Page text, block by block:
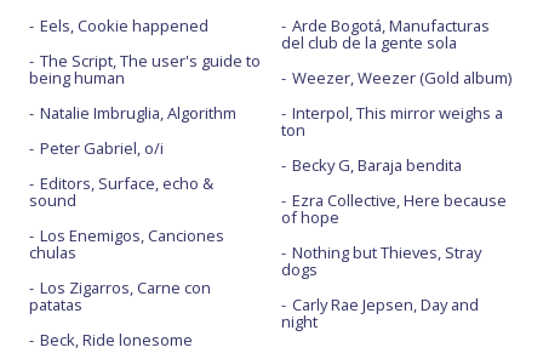
Eels, Cookie happened
The Script, The user's guide to
being human
Natalie Imbruglia, Algorithm
Peter Gabriel, o/i
Editors, Surface, echo &
sound
Los Enemigos, Canciones
chulas
Los Zigarros, Carne con
patatas
Beck, Ride lonesome
Arde Bogotá, Manufacturas
del club de la gente sola
Weezer, Weezer (Gold album)
Interpol, This mirror weighs a
ton
Becky G, Baraja bendita
Ezra Collective, Here because
of hope
Nothing but Thieves, Stray
dogs
Carly Rae Jepsen, Day and
night